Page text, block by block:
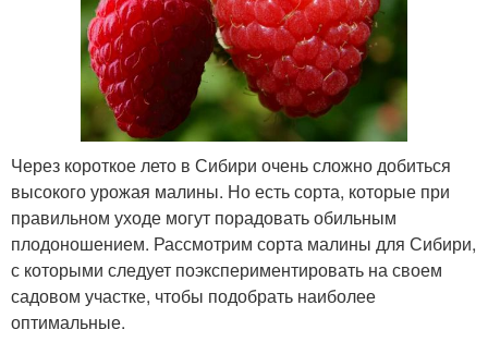
Через короткое лето в Сибири очень сложно добиться
высокого урожая малины. Но есть сорта, которые при
правильном уходе могут порадовать обильным
плодоношением. Рассмотрим сорта малины для Сибири,
с которыми следует поэкспериментировать на своем
садовом участке, чтобы подобрать наиболее
оптимальные.